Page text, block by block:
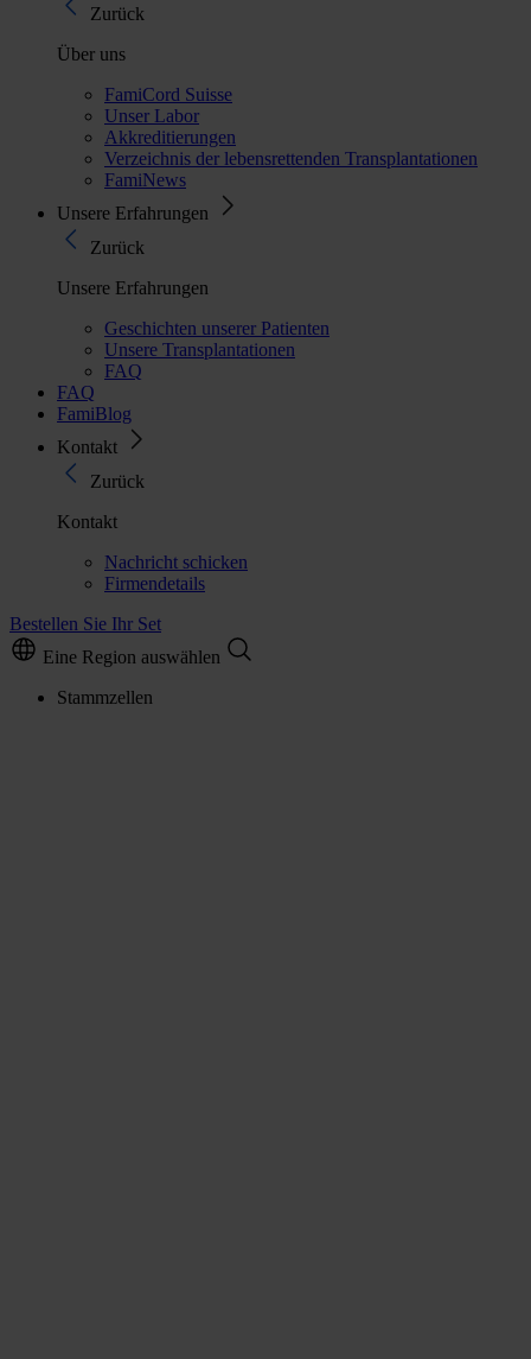
Zurück
Über uns
FamiCord Suisse
Unser Labor
Akkreditierungen
Verzeichnis der lebensrettenden Transplantationen
FamiNews
Unsere Erfahrungen
Zurück
Unsere Erfahrungen
Geschichten unserer Patienten
Unsere Transplantationen
FAQ
FAQ
FamiBlog
Kontakt
Zurück
Kontakt
Nachricht schicken
Firmendetails
Bestellen Sie Ihr Set
Eine Region auswählen
Stammzellen